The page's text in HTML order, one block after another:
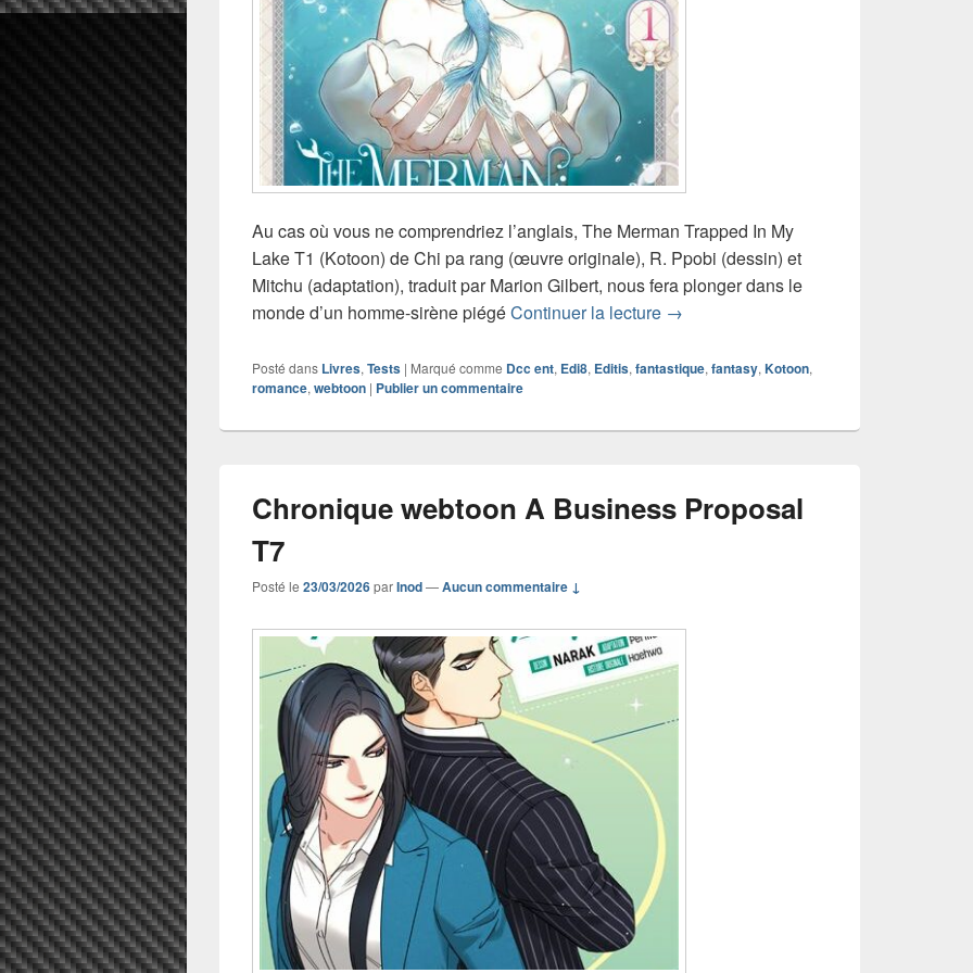
Au cas où vous ne comprendriez l’anglais, The Merman Trapped In My
Lake T1 (Kotoon) de Chi pa rang (œuvre originale), R. Ppobi (dessin) et
Mitchu (adaptation), traduit par Marion Gilbert, nous fera plonger dans le
monde d’un homme-sirène piégéContinuer la lecture Chronique webtoon The Merman
→
Posté dans Livres, Tests | Marqué comme Dcc ent, Edi8, Editis, fantastique, fantasy, Kotoon,
romance, webtoon | Publier un commentaire
Chronique webtoon A Business Proposal
T7
Posté le 23/03/2026parInod—Aucun commentaire ↓